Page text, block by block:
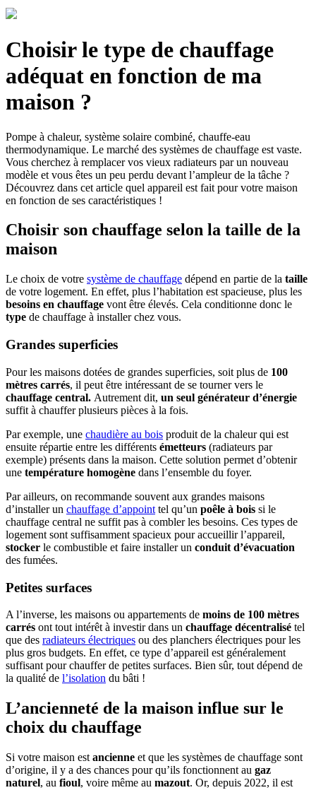
Choisir le type de chauffage
adéquat en fonction de ma
maison ?
Pompe à chaleur, système solaire combiné, chauffe-eau
thermodynamique. Le marché des systèmes de chauffage est vaste.
Vous cherchez à remplacer vos vieux radiateurs par un nouveau
modèle et vous êtes un peu perdu devant l’ampleur de la tâche ?
Découvrez dans cet article quel appareil est fait pour votre maison
en fonction de ses caractéristiques !
Choisir son chauffage selon la taille de la
maison
Le choix de votre système de chauffage dépend en partie de la taille
de votre logement. En effet, plus l’habitation est spacieuse, plus les
besoins en chauffage vont être élevés. Cela conditionne donc le
type de chauffage à installer chez vous.
Grandes superficies
Pour les maisons dotées de grandes superficies, soit plus de 100
mètres carrés, il peut être intéressant de se tourner vers le
chauffage central. Autrement dit, un seul générateur d’énergie
suffit à chauffer plusieurs pièces à la fois.
Par exemple, une chaudière au bois produit de la chaleur qui est
ensuite répartie entre les différents émetteurs (radiateurs par
exemple) présents dans la maison. Cette solution permet d’obtenir
une température homogène dans l’ensemble du foyer.
Par ailleurs, on recommande souvent aux grandes maisons
d’installer un chauffage d’appoint tel qu’un poêle à bois si le
chauffage central ne suffit pas à combler les besoins. Ces types de
logement sont suffisamment spacieux pour accueillir l’appareil,
stocker le combustible et faire installer un conduit d’évacuation
des fumées.
Petites surfaces
A l’inverse, les maisons ou appartements de moins de 100 mètres
carrés ont tout intérêt à investir dans un chauffage décentralisé tel
que des radiateurs électriques ou des planchers électriques pour les
plus gros budgets. En effet, ce type d’appareil est généralement
suffisant pour chauffer de petites surfaces. Bien sûr, tout dépend de
la qualité de l’isolation du bâti !
L’ancienneté de la maison influe sur le
choix du chauffage
Si votre maison est ancienne et que les systèmes de chauffage sont
d’origine, il y a des chances pour qu’ils fonctionnent au gaz
naturel, au fioul, voire même au mazout. Or, depuis 2022, il est